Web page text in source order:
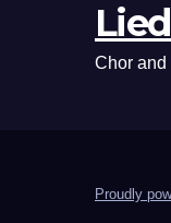
Chor and
Proudly